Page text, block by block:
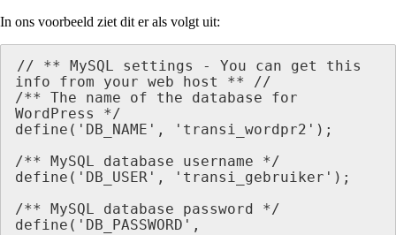
In ons voorbeeld ziet dit er als volgt uit:
// ** MySQL settings - You can get this
info from your web host ** //
/** The name of the database for
WordPress */
define('DB_NAME', 'transi_wordpr2');
/** MySQL database username */
define('DB_USER', 'transi_gebruiker');
/** MySQL database password */
define('DB_PASSWORD',